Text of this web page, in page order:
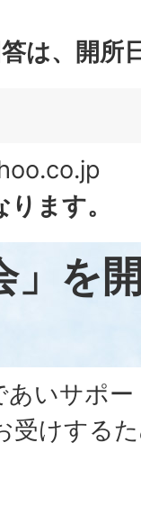
は、開所
ます。
」を
あいサポ
受けする